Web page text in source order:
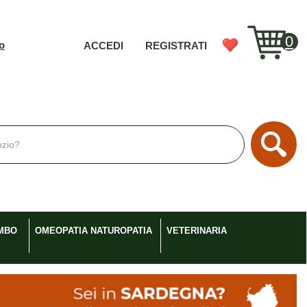
ACCEDI REGISTRATI 0
OMEOPATIA NATUROPATIA VETERINARIA